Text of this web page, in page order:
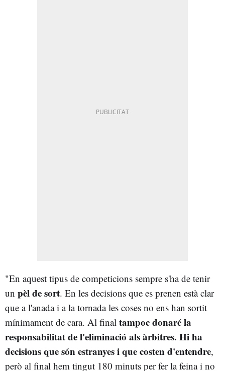
"En aquest tipus de competicions sempre s'ha de tenir
un pèl de sort. En les decisions que es prenen està clar
que a l'anada i a la tornada les coses no ens han sortit
mínimament de cara. Al final tampoc donaré la
responsabilitat de l'eliminació als àrbitres. Hi ha
decisions que són estranyes i que costen d'entendre,
però al final hem tingut 180 minuts per fer la feina i no